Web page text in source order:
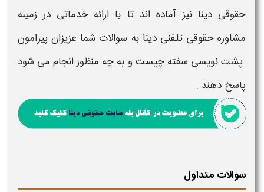
حقوقی دینا نیز آماده اند تا با ارائه خدماتی در زمینه
مشاوره حقوقی تلفنی دینا به سوالات شما عزیزان پیرامون
پشت نویسی سفته چیست و به چه منظور انجام می شود
پاسخ دهند .
سوالات متداول